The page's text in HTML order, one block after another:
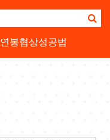
연봉협상성공법